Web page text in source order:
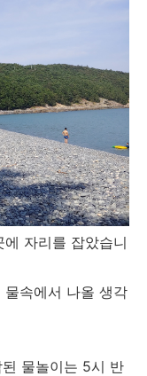
자리를 잡았습니
속에서 나올 생각
물놀이는 5시 반